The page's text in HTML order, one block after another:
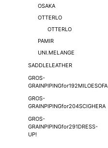
OSAKA
OTTERLO
OTTERLO
PAMIR
UNI.MELANGE
SADDLELEATHER
GROS-
GRAINPIPINGfor192MILOESOFA
GROS-
GRAINPIPINGfor204SCIGHERA
GROS-
GRAINPIPINGfor291DRESS-
UP!